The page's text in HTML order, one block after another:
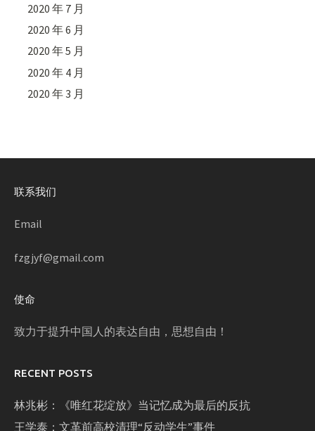
2020 年 7 月
2020 年 6 月
2020 年 5 月
2020 年 4 月
2020 年 3 月
联系我们
Email
fzgjyf@gmail.com
使命
致力于提升中国人的表达自由，思想自由！
RECENT POSTS
林兆彬：《唯红花绽放》当记忆成为最后的反抗
王学泰：文革前高校清理“反动学生”事件